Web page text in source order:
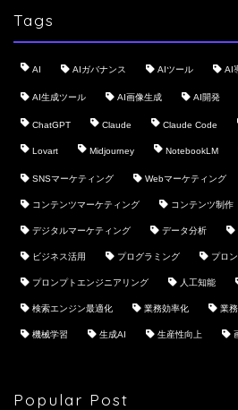
Tags
AI AIガバナンス AIツール AI
AI生成ツール AI画像生成 AI開発
ChatGPT Claude Claude Code
Lovart Midjourney NotebookLM
SNSマーケティング Webマーケティング
コンテンツマーケティング コンテンツ制作
デジタルマーケティング データ分析
ビジネス活用 プログラミング プロ
プロンプトエンジニアリング 人工知能
検索エンジン最適化 業務効率化 業
機械学習 生成AI 生産性向上
Popular Post